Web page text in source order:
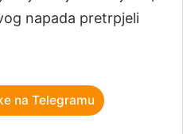
napada pretrpjeli
na Telegramu